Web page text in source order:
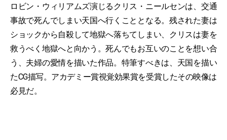
ロビン・ウィリアムズ演じるクリス・ニールセンは、交通
事故で死んでしまい天国へ行くこととなる。残された妻は
ショックから自殺して地獄へ落ちてしまい、クリスは妻を
救うべく地獄へと向かう。死んでもお互いのことを想い合
う、夫婦の愛情を描いた作品。特筆すべきは、天国を描い
たCG描写。アカデミー賞視覚効果賞を受賞したその映像は
必見だ。